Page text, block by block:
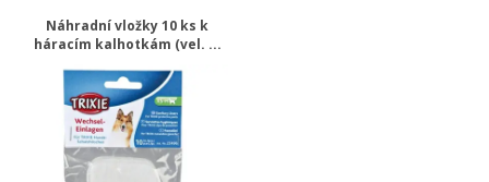
Náhradní vložky 10 ks k
háracím kalhotkám (vel. ...